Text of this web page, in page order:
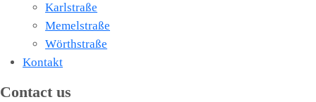
Karlstraße
Memelstraße
Wörthstraße
Kontakt
Contact us